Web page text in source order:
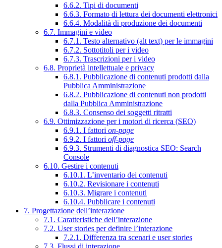
6.6.2. Tipi di documenti
6.6.3. Formato di lettura dei documenti elettronici
6.6.4. Modalità di produzione dei documenti
6.7. Immagini e video
6.7.1. Testo alternativo (alt text) per le immagini
6.7.2. Sottotitoli per i video
6.7.3. Trascrizioni per i video
6.8. Proprietà intellettuale e privacy
6.8.1. Pubblicazione di contenuti prodotti dalla
Pubblica Amministrazione
6.8.2. Pubblicazione di contenuti non prodotti
dalla Pubblica Amministrazione
6.8.3. Consenso dei soggetti ritratti
6.9. Ottimizzazione per i motori di ricerca (SEO)
6.9.1. I fattori on-page
6.9.2. I fattori off-page
6.9.3. Strumenti di diagnostica SEO: Search
Console
6.10. Gestire i contenuti
6.10.1. L’inventario dei contenuti
6.10.2. Revisionare i contenuti
6.10.3. Migrare i contenuti
6.10.4. Pubblicare i contenuti
7. Progettazione dell’interazione
7.1. Caratteristiche dell’interazione
7.2. User stories per definire l’interazione
7.2.1. Differenza tra scenari e user stories
7.3. Flussi di interazione